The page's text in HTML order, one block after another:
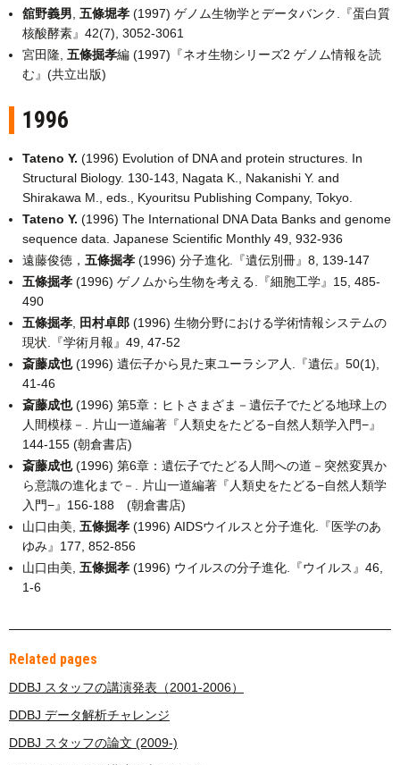
舘野義男 五條堀孝 (1997) ゲノム生物学とデータバンク.『蛋白質
核酸酵素』42(7), 3052-3061
宮田隆, 五條掘孝編 (1997)『ネオ生物シリーズ2 ゲノム情報を読
む』(共立出版)
1996
Tateno Y. (1996) Evolution of DNA and protein structures. In
Structural Biology. 130-143, Nagata K., Nakanishi Y. and
Shirakawa M., eds., Kyouritsu Publishing Company, Tokyo.
Tateno Y. (1996) The International DNA Data Banks and genome
sequence data. Japanese Scientific Monthly 49, 932-936
遠藤俊徳， 五條掘孝 (1996) 分子進化.『遺伝別冊』8, 139-147
五條掘孝 (1996) ゲノムから生物を考える.『細胞工学』15, 485-
490
五條掘孝
田村卓郎 (1996) 生物分野における学術情報システムの
現状.『学術月報』49, 47-52
斎藤成也(1996) 遺伝子から見た東ユーラシア人.『遺伝』50(1),
41-46
斎藤成也(1996) 第5章：ヒトさまざま－遺伝子でたどる地球上の
人間模様－. 片山一道編著『人類史をたどる−自然人類学入門−』
144-155 (朝倉書店)
斎藤成也(1996) 第6章：遺伝子でたどる人間への道－突然変異か
ら意識の進化まで－. 片山一道編著『人類史をたどる−自然人類学
入門−』156-188 (朝倉書店)
山口由美, 五條掘孝 (1996) AIDSウイルスと分子進化.『医学のあ
ゆみ』177, 852-856
山口由美, 五條掘孝 (1996) ウイルスの分子進化.『ウイルス』46,
1-6
Related pages
DDBJ スタッフの講演発表（2001-2006）
DDBJ データ解析チャレンジ
DDBJ スタッフの論文 (2009-)